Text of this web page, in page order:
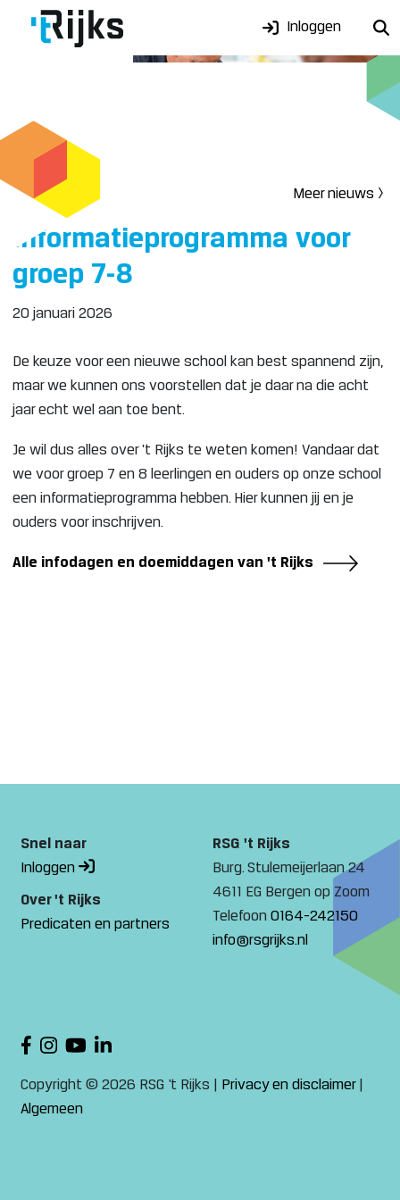
Inloggen
Meer nieuws >
Informatieprogramma voor
groep 7-8
20 januari 2026
De keuze voor een nieuwe school kan best spannend zijn,
maar we kunnen ons voorstellen dat je daar na die acht
jaar echt wel aan toe bent.
Je wil dus alles over 't Rijks te weten komen! Vandaar dat
we voor groep 7 en 8 leerlingen en ouders op onze school
een informatieprogramma hebben. Hier kunnen jij en je
ouders voor inschrijven.
Alle infodagen en doemiddagen van 't Rijks
Snel naar
Inloggen
Over 't Rijks
Predicaten en partners
RSG 't Rijks
Burg. Stulemeijerlaan 24
4611 EG Bergen op Zoom
Telefoon 0164-242150
info@rsgrijks.nl
Copyright © 2026 RSG ‘t Rijks | Privacy en disclaimer|
Algemeen